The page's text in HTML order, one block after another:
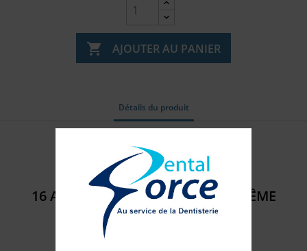
 AJOUTER AU PANIER
Détails du produit
Référence
16 AUTRES PRODUITS DANS LA MÊME
CATÉGORIE :